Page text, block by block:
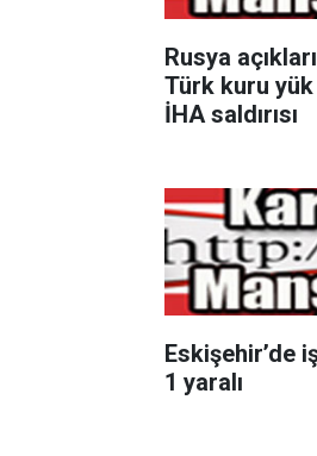
Rusya
Türk kuru
İHA saldırısı
Eskişehir’de
1 yaralı